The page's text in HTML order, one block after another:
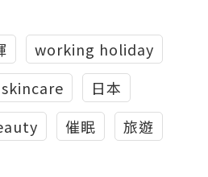
working holiday
skincare
日本
催眠
旅遊